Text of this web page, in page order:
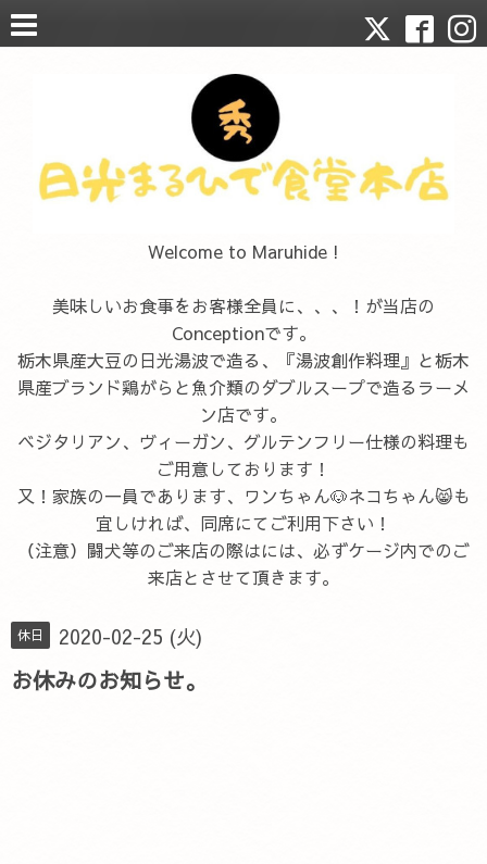
Welcome to Maruhide !
美味しいお食事をお客様全員に、、、！が当店の
Conceptionです。
栃木県産大豆の日光湯波で造る、『湯波創作料理』と栃木
県産ブランド鶏がらと魚介類のダブルスープで造るラーメ
ン店です。
ベジタリアン、ヴィーガン、グルテンフリー仕様の料理も
ご用意しております！
又！家族の一員であります、ワンちゃん🐶ネコちゃん😸も
宜しければ、同席にてご利用下さい！
（注意）闘犬等のご来店の際はには、必ずケージ内でのご
来店とさせて頂きます。
休日 2020-02-25 (火)
お休みのお知らせ。